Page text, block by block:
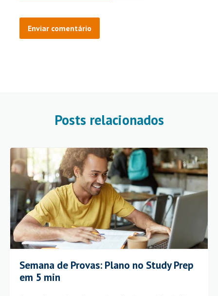
Posts relacionados
Semana de Provas: Plano no Study Prep
em 5 min